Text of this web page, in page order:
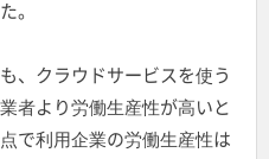
。
、クラウドサービスを使う
者より労働生産性が高いと
で利用企業の労働生産性は